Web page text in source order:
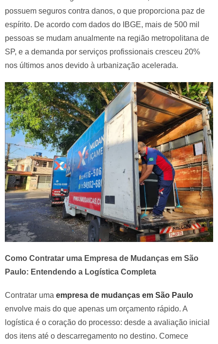
possuem seguros contra danos, o que proporciona paz de
espírito. De acordo com dados do IBGE, mais de 500 mil
pessoas se mudam anualmente na região metropolitana de
SP, e a demanda por serviços profissionais cresceu 20%
nos últimos anos devido à urbanização acelerada.
Como Contratar uma Empresa de Mudanças em São
Paulo: Entendendo a Logística Completa
Contratar uma empresa de mudanças em São Paulo
envolve mais do que apenas um orçamento rápido. A
logística é o coração do processo: desde a avaliação inicial
dos itens até o descarregamento no destino. Comece